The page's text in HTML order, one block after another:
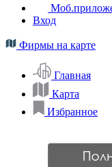
Вход
Фирмы на карте
Главная
Карта
Избранное